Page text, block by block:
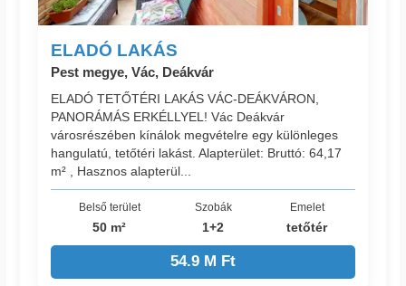
ELADÓ LAKÁS
Pest megye, Vác, Deákvár
ELADÓ TETŐTÉRI LAKÁS VÁC-DEÁKVÁRON,
PANORÁMÁS ERKÉLLYEL! Vác Deákvár
városrészében kínálok megvételre egy különleges
hangulatú, tetőtéri lakást. Alapterület: Bruttó: 64,17
m² , Hasznos alapterül...
Belső terület
50 m²
Szobák
1+2
Emelet
tetőtér
54.9 M Ft